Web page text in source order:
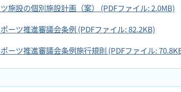
施設の個別施設計画（案） (PDFファイル: 2.0MB)
ーツ推進審議会条例 (PDFファイル: 82.2KB)
ーツ推進審議会条例施行規則 (PDFファイル: